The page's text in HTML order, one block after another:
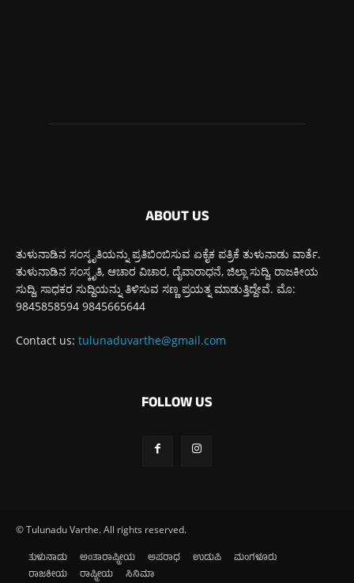
ABOUT US
ತುಳುನಾಡಿನ ಸಂಸ್ಕೃತಿಯನ್ನು ಪ್ರತಿಬಿಂಬಿಸುವ ಏಕೈಕ ಪತ್ರಿಕೆ ತುಳುನಾಡು ವಾರ್ತೆ.
ತುಳುನಾಡಿನ ಸಂಸ್ಕೃತಿ, ಆಚಾರ ವಿಚಾರ, ದೈವಾರಾಧನೆ, ಜಿಲ್ಲಾ ಸುದ್ದಿ, ರಾಜಕೀಯ
ಸುದ್ದಿ, ಸಾಧಕರ ಸುದ್ದಿಯನ್ನು ತಿಳಿಸುವ ಸಣ್ಣ ಪ್ರಯತ್ನ ಮಾಡುತ್ತಿದ್ದೇವೆ. ಮೊ:
9845858594 9845665644
Contact us: tulunaduvarthe@gmail.com
FOLLOW US
© Tulunadu Varthe. All rights reserved.
ತುಳುನಾಡು ಅಂತಾರಾಷ್ಟ್ರೀಯ ಅಪರಾಧ ಉಡುಪಿ
ಮಂಗಳೂರು
ರಾಜಕೀಯ
ರಾಷ್ಟ್ರೀಯ ಸಿನಿಮಾ